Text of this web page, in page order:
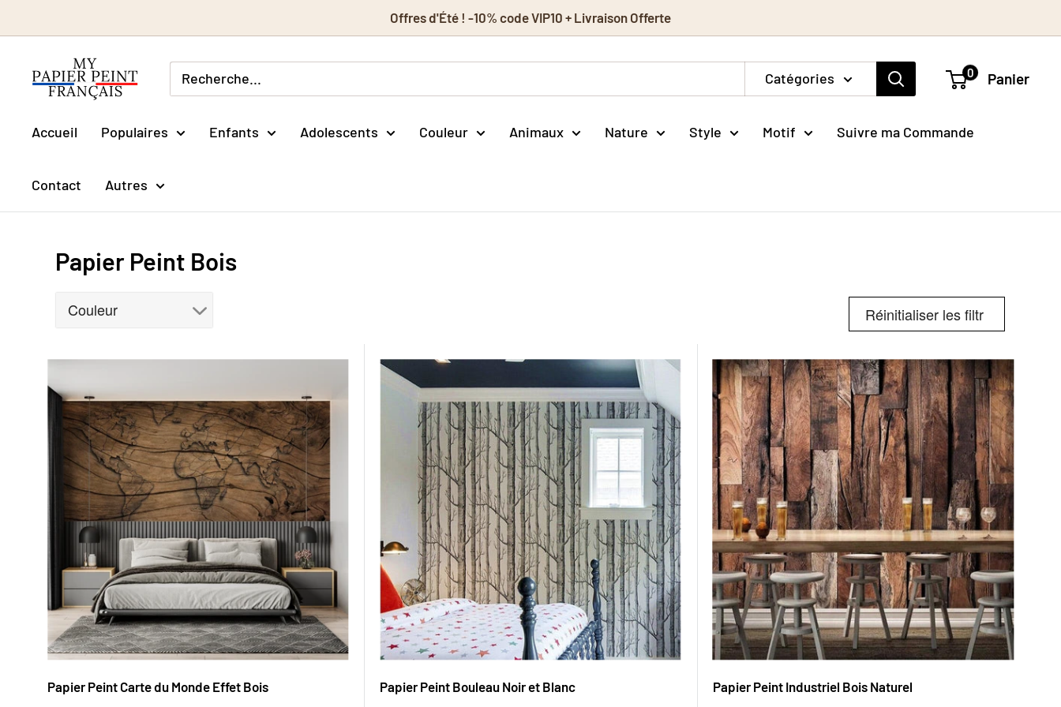
au
Offres d'Été ! -10% code VIP10 + Livraison Offerte
Catégories 0 Panier
Accueil Populaires Enfants Adolescents Couleur Animaux Nature Style Motif Suivre ma Commande
Contact Autres
Papier Peint Bois
Couleur Réinitialiser les filtres
Papier Peint Carte du Monde Effet Bois Papier Peint Bouleau Noir et Blanc Papier Peint Industriel Bois Naturel